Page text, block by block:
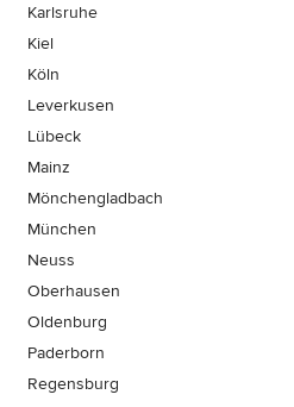
Karlsruhe
Kiel
Köln
Leverkusen
Lübeck
Mainz
Mönchen­gladbach
München
Neuss
Oberhausen
Oldenburg
Paderborn
Regensburg